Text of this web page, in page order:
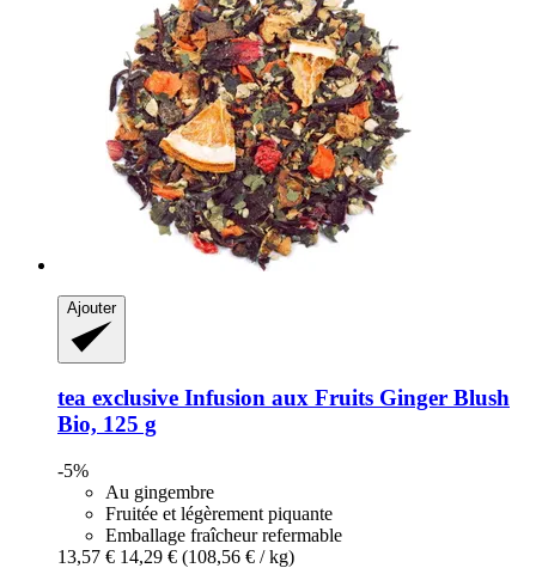
Ajouter
tea exclusive Infusion aux Fruits Ginger Blush
Bio, 125 g
-5%
Au gingembre
Fruitée et légèrement piquante
Emballage fraîcheur refermable
13,57 € 14,29 € (108,56 € / kg)